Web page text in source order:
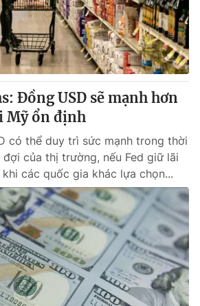
lai
Đồng USD sẽ mạnh hơn
Mỹ ổn định
có thể duy trì sức mạnh trong thời
của thị trường, nếu Fed giữ lãi
các quốc gia khác lựa chọn...